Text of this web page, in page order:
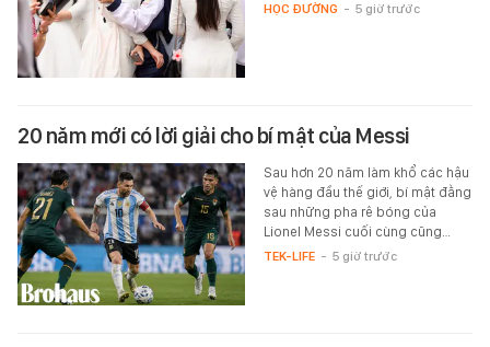
HỌC ĐƯỜNG - 5 giờ trước
20 năm mới có lời giải cho bí mật của Messi
Sau hơn 20 năm làm khổ các hậu
vệ hàng đầu thế giới, bí mật đằng
sau những pha rê bóng của
Lionel Messi cuối cùng cũng…
TEK-LIFE - 5 giờ trước